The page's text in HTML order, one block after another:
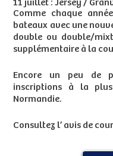
11 juillet : Jersey /
Comme chaque
bateaux avec une
double ou double/
supplémentaire à la
Encore un peu de
inscriptions à la
Normandie.
Consultez l’ avis de